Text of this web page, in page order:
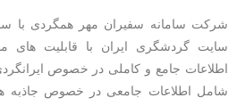
شرکت سامانه سفیران مهر همگردی با
سایت گردشگری ایران با قابلیت های
اطلاعات جامع و کاملی در خصوص
شامل اطلاعات جامعی در خصوص جاذبه